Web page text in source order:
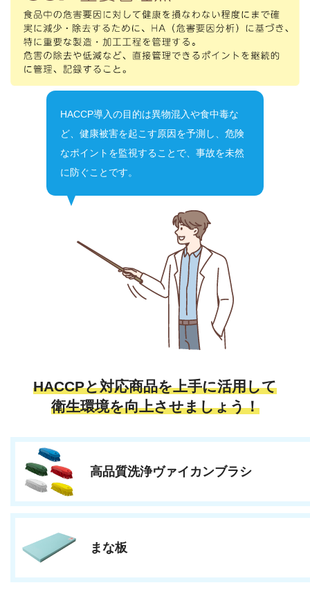
HACCP導入の目的は異物混入や食中毒な
ど、健康被害を起こす原因を予測し、危険
なポイントを監視することで、事故を未然
に防ぐことです。
HACCPと対応商品を上手に活用して
衛生環境を向上させましょう！
高品質洗浄ヴァイカンブラシ
まな板